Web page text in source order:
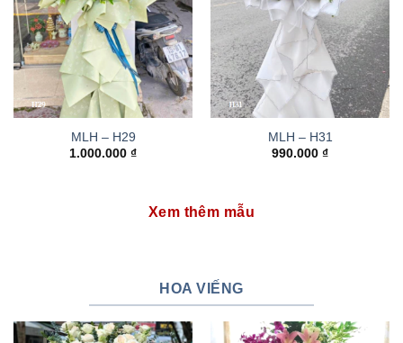
MLH – H29
1.000.000 ₫
MLH – H31
990.000 ₫
Xem thêm mẫu
HOA VIẾNG